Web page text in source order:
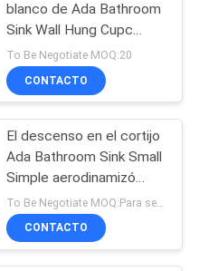
dos
blanco de Ada Bathroom
Sink Wall Hung Cupc
esmaltó dentro
To Be Negotiate MOQ:20
CONTACTO
El descenso en el cortijo
Ada Bathroom Sink Small
Simple aerodinamizó
versátil
CONTACTO